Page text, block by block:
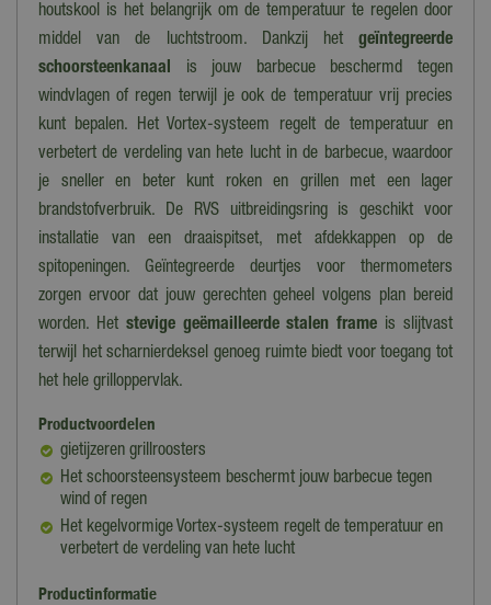
houtskool is het belangrijk om de temperatuur te regelen door
middel van de luchtstroom. Dankzij het geïntegreerde
schoorsteenkanaal is jouw barbecue beschermd tegen
windvlagen of regen terwijl je ook de temperatuur vrij precies
kunt bepalen. Het Vortex-systeem regelt de temperatuur en
verbetert de verdeling van hete lucht in de barbecue, waardoor
je sneller en beter kunt roken en grillen met een lager
brandstofverbruik. De RVS uitbreidingsring is geschikt voor
installatie van een draaispitset, met afdekkappen op de
spitopeningen. Geïntegreerde deurtjes voor thermometers
zorgen ervoor dat jouw gerechten geheel volgens plan bereid
worden. Het stevige geëmailleerde stalen frame is slijtvast
terwijl het scharnierdeksel genoeg ruimte biedt voor toegang tot
het hele grilloppervlak.
Productvoordelen
gietijzeren grillroosters
Het schoorsteensysteem beschermt jouw barbecue tegen
wind of regen
Het kegelvormige Vortex-systeem regelt de temperatuur en
verbetert de verdeling van hete lucht
Productinformatie